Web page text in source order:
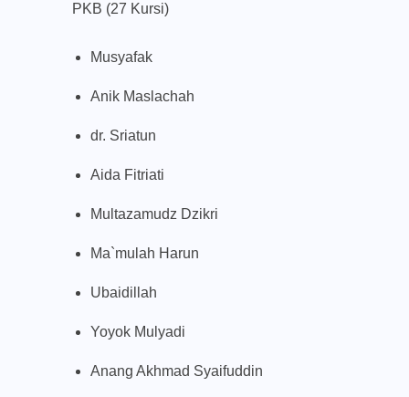
PKB (27 Kursi)
Musyafak
Anik Maslachah
dr. Sriatun
Aida Fitriati
Multazamudz Dzikri
Ma`mulah Harun
Ubaidillah
Yoyok Mulyadi
Anang Akhmad Syaifuddin